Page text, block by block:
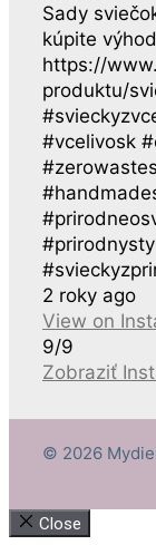
Sady
kúpite
https://
produktu/
#vcelivosk
2 roky ago
View on
9/9
Zobraziť
© 2026
Close